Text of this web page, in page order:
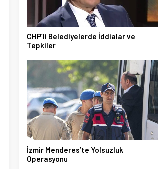
CHP’li Belediyelerde İddialar ve
Tepkiler
İzmir Menderes’te Yolsuzluk
Operasyonu